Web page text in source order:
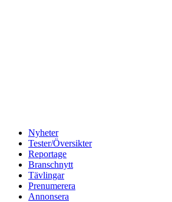
Nyheter
Tester/Översikter
Reportage
Branschnytt
Tävlingar
Prenumerera
Annonsera